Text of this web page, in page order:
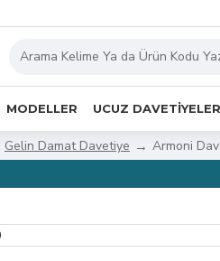
MODELLER UCUZ DAVETIYELER
Gelin Damat Davetiye Armoni